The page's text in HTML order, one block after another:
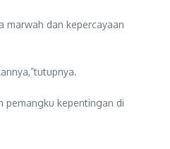
marwah dan kepercayaan
pemangku kepentingan di